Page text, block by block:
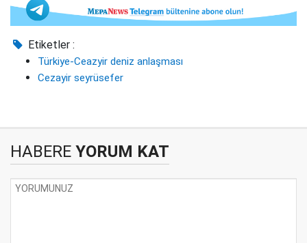
Etiketler :
Türkiye-Ceazyir deniz anlaşması
Cezayir seyrüsefer
HABERE YORUM KAT